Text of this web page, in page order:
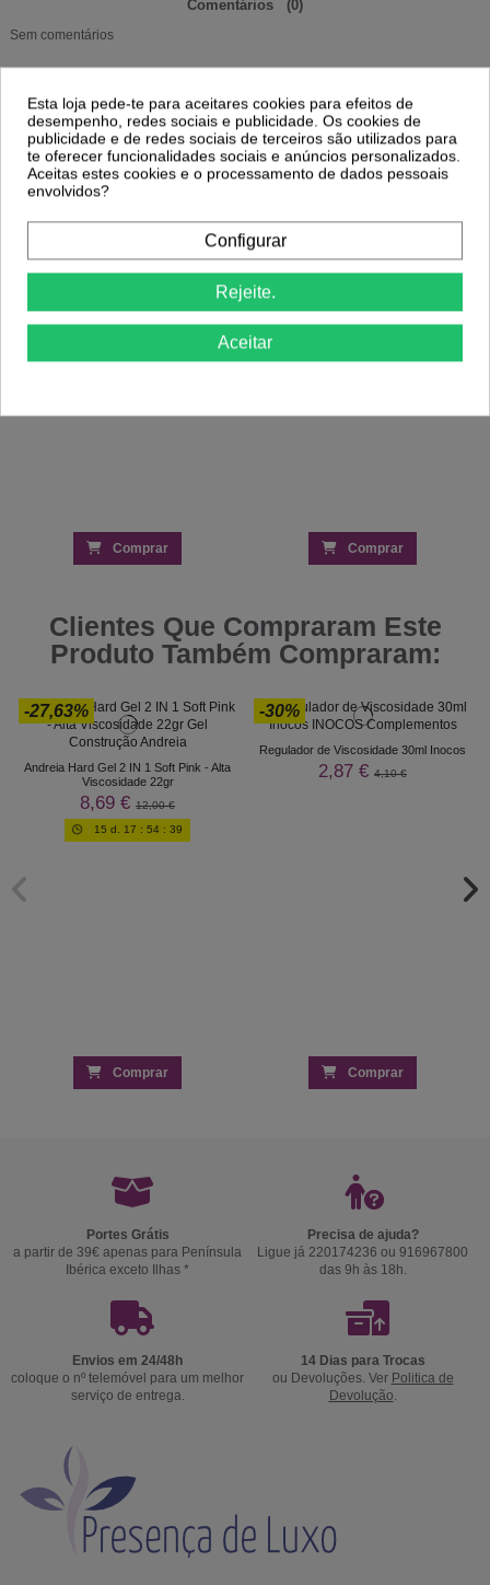
Comentários (0)
Sem comentários
16 Outros Produtos Na Mesma
Categoria:
-23,24%
Kit
Pack 5 Máscaras Sociais Reutilizáveis –
7,49 €9,75 €
Comprar
Máscara Certificada Reutilizável Branca
1,50 €
Comprar
Clientes Que Compraram Este
Produto Também Compraram:
-27,63%
Andreia Hard Gel 2 IN 1 Soft Pink - Alta
Viscosidade 22gr
8,69 € 12,00 €
15 d. 17 : 54 : 39
Comprar
-30%
Regulador de Viscosidade 30ml Inocos
2,87 € 4,10 €
Comprar
Portes Grátis
a partir de 39€ apenas para Península
Ibérica exceto Ilhas *
Precisa de ajuda?
Ligue já 220174236 ou 916967800
das 9h às 18h.
Envios em 24/48h
coloque o nº telemóvel para um melhor
serviço de entrega.
14 Dias para Trocas
ou Devoluções. Ver Politica de
Devolução
Esta loja pede-te para aceitares cookies para efeitos de
desempenho, redes sociais e publicidade. Os cookies de
publicidade e de redes sociais de terceiros são utilizados para
te oferecer funcionalidades sociais e anúncios personalizados.
Aceitas estes cookies e o processamento de dados pessoais
envolvidos?
Configurar
Rejeite.
Aceitar